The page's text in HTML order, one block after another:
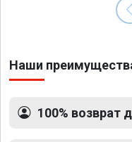
Наши
100% возврат